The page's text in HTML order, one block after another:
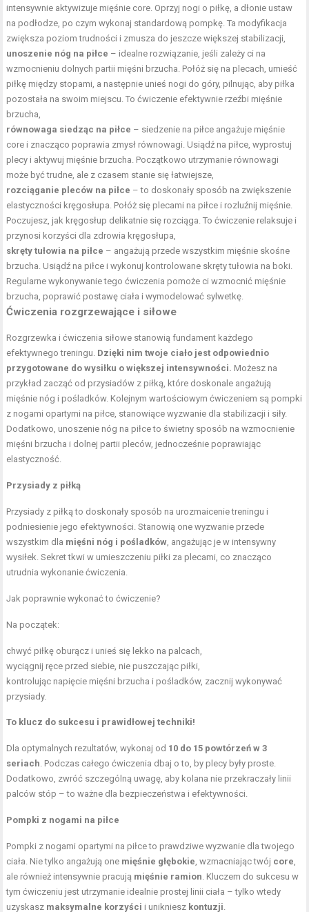
intensywnie aktywizuje mięśnie core. Oprzyj nogi o piłkę, a dłonie ustaw
na podłodze, po czym wykonaj standardową pompkę. Ta modyfikacja
zwiększa poziom trudności i zmusza do jeszcze większej stabilizacji,
unoszenie nóg na piłce – idealne rozwiązanie, jeśli zależy ci na
wzmocnieniu dolnych partii mięśni brzucha. Połóż się na plecach, umieść
piłkę między stopami, a następnie unieś nogi do góry, pilnując, aby piłka
pozostała na swoim miejscu. To ćwiczenie efektywnie rzeźbi mięśnie
brzucha,
równowaga siedząc na piłce – siedzenie na piłce angażuje mięśnie
core i znacząco poprawia zmysł równowagi. Usiądź na piłce, wyprostuj
plecy i aktywuj mięśnie brzucha. Początkowo utrzymanie równowagi
może być trudne, ale z czasem stanie się łatwiejsze,
rozciąganie pleców na piłce – to doskonały sposób na zwiększenie
elastyczności kręgosłupa. Połóż się plecami na piłce i rozluźnij mięśnie.
Poczujesz, jak kręgosłup delikatnie się rozciąga. To ćwiczenie relaksuje i
przynosi korzyści dla zdrowia kręgosłupa,
skręty tułowia na piłce – angażują przede wszystkim mięśnie skośne
brzucha. Usiądź na piłce i wykonuj kontrolowane skręty tułowia na boki.
Regularne wykonywanie tego ćwiczenia pomoże ci wzmocnić mięśnie
brzucha, poprawić postawę ciała i wymodelować sylwetkę.
Ćwiczenia rozgrzewające i siłowe
Rozgrzewka i ćwiczenia siłowe stanowią fundament każdego
efektywnego treningu. Dzięki nim twoje ciało jest odpowiednio
przygotowane do wysiłku o większej intensywności. Możesz na
przykład zacząć od przysiadów z piłką, które doskonale angażują
mięśnie nóg i pośladków. Kolejnym wartościowym ćwiczeniem są pompki
z nogami opartymi na piłce, stanowiące wyzwanie dla stabilizacji i siły.
Dodatkowo, unoszenie nóg na piłce to świetny sposób na wzmocnienie
mięśni brzucha i dolnej partii pleców, jednocześnie poprawiając
elastyczność.
Przysiady z piłką
Przysiady z piłką to doskonały sposób na urozmaicenie treningu i
podniesienie jego efektywności. Stanowią one wyzwanie przede
wszystkim dla mięśni nóg i pośladków , angażując je w intensywny
wysiłek. Sekret tkwi w umieszczeniu piłki za plecami, co znacząco
utrudnia wykonanie ćwiczenia.
Jak poprawnie wykonać to ćwiczenie?
Na początek:
chwyć piłkę oburącz i unieś się lekko na palcach,
wyciągnij ręce przed siebie, nie puszczając piłki,
kontrolując napięcie mięśni brzucha i pośladków, zacznij wykonywać
przysiady.
To klucz do sukcesu i prawidłowej techniki!
Dla optymalnych rezultatów, wykonaj od 10 do 15 powtórzeń w 3
seriach . Podczas całego ćwiczenia dbaj o to, by plecy były proste.
Dodatkowo, zwróć szczególną uwagę, aby kolana nie przekraczały linii
palców stóp – to ważne dla bezpieczeństwa i efektywności.
Pompki z nogami na piłce
Pompki z nogami opartymi na piłce to prawdziwe wyzwanie dla twojego
ciała. Nie tylko angażują one mięśnie głębokie , wzmacniając twój core
ale również intensywnie pracują mięśnie ramion . Kluczem do sukcesu w
tym ćwiczeniu jest utrzymanie idealnie prostej linii ciała – tylko wtedy
uzyskasz maksymalne korzyści i unikniesz kontuzji